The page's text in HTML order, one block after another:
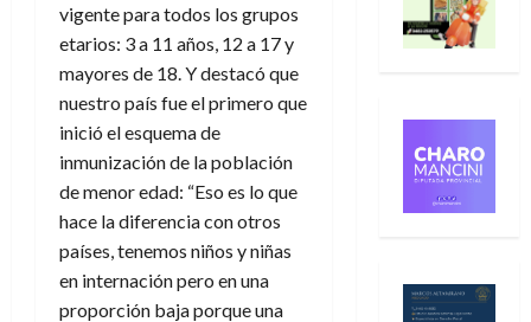
vigente para todos los grupos
etarios: 3 a 11 años, 12 a 17 y
mayores de 18. Y destacó que
nuestro país fue el primero que
inició el esquema de
inmunización de la población
de menor edad: “Eso es lo que
hace la diferencia con otros
países, tenemos niños y niñas
en internación pero en una
proporción baja porque una